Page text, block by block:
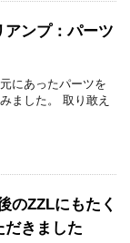
アンプ：パーツ
にあったパーツを
ました。 取り敢え
のZZLにもたく
だきました